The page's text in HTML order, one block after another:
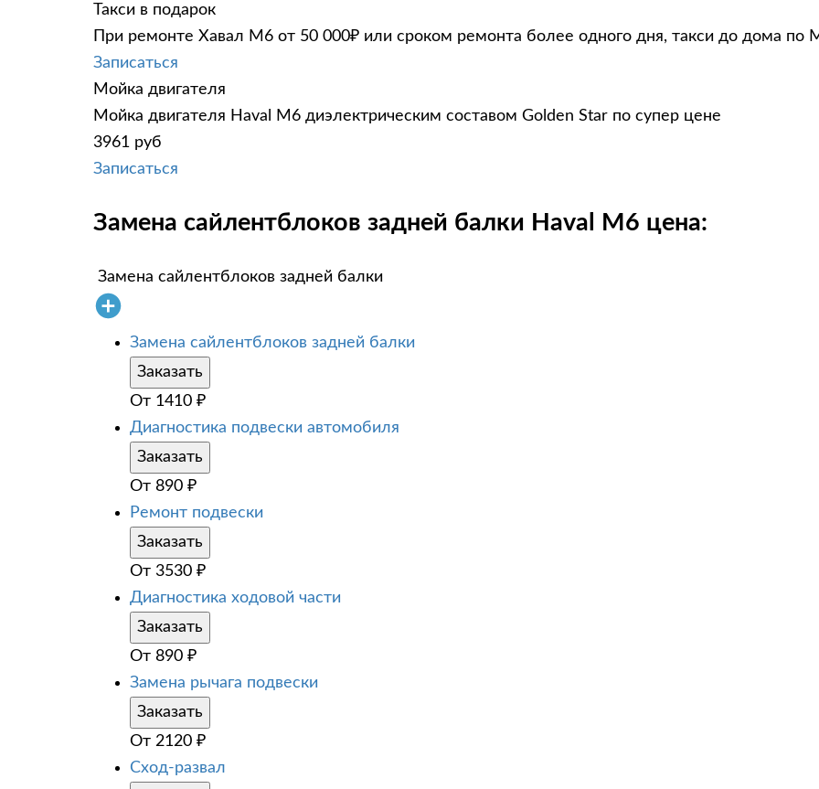
Такси в подарок
При ремонте Хавал М6 от 50 000₽ или сроком ремонта более одного дня, такси до дома по
Записаться
Мойка двигателя
Мойка двигателя Haval M6 диэлектрическим составом Golden Star по супер цене
3961 руб
Записаться
Замена сайлентблоков задней балки Haval M6 цена:
Замена сайлентблоков задней балки
Замена сайлентблоков задней балки
Заказать
От 1410 ₽
Диагностика подвески автомобиля
Заказать
От 890 ₽
Ремонт подвески
Заказать
От 3530 ₽
Диагностика ходовой части
Заказать
От 890 ₽
Замена рычага подвески
Заказать
От 2120 ₽
Сход-развал